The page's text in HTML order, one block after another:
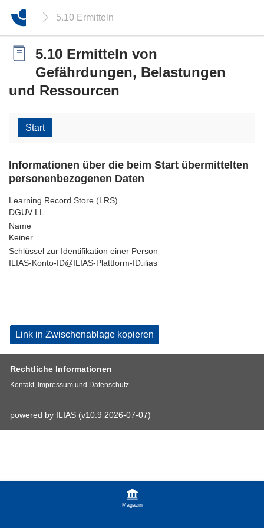
5.10 Ermitteln von Gefährdungen, Belastungen
Magazin
5.10 Ermitteln von
Gefährdungen, Belastungen
und Ressourcen
Start
Informationen über die beim Start übermittelten
personenbezogenen Daten
Learning Record Store (LRS)
DGUV LL
Name
Keiner
Schlüssel zur Identifikation einer Person
ILIAS-Konto-ID@ILIAS-Plattform-ID.ilias
Link in Zwischenablage kopieren
Rechtliche Informationen
Kontakt, Impressum und Datenschutz
powered by ILIAS (v10.9 2026-07-07)